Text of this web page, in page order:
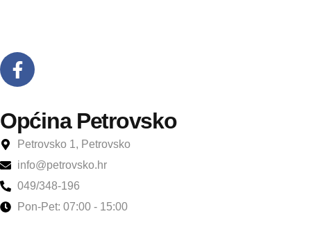
Općina Petrovsko
Petrovsko 1, Petrovsko
info@petrovsko.hr
049/348-196
Pon-Pet: 07:00 - 15:00